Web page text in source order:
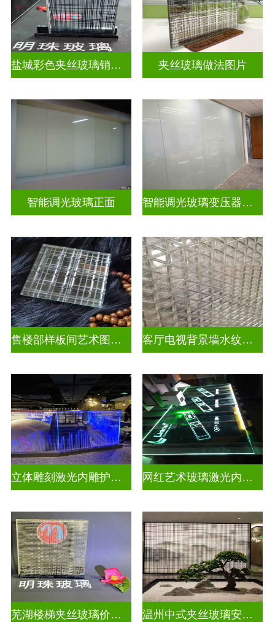
盐城彩色夹丝玻璃销售店 夹丝玻璃做法图片
智能调光玻璃正面 智能调光玻璃变压器的型号怎么看
售楼部样板间艺术图案车刻玻璃 客厅电视背景墙水纹车刻玻璃
立体雕刻激光内雕护栏玻璃 网红艺术玻璃激光内雕发光艺术玻璃
芜湖楼梯夹丝玻璃价格多少一平 温州中式夹丝玻璃安装电话